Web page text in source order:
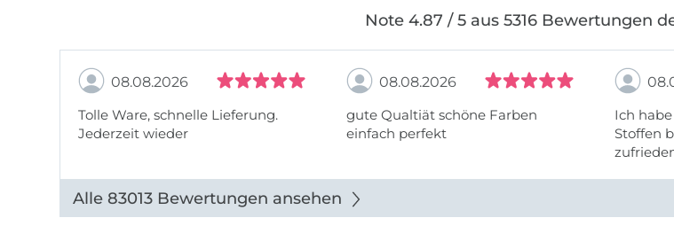
Note 4.87 / 5 aus 5316 Bewertungen
08.08.2026
Tolle Ware, schnelle Lieferung.
Jederzeit wieder
08.08.2026
gute Qualtiät schöne Farben
einfach perfekt
Ich
Stoffen
Alle 83013 Bewertungen ansehen